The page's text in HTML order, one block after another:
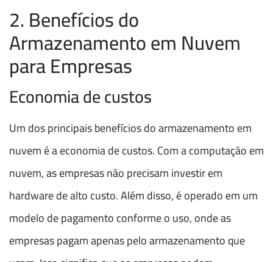
2. Benefícios do
Armazenamento em Nuvem
para Empresas
Economia de custos
Um dos principais benefícios do armazenamento em
nuvem é a economia de custos. Com a computação em
nuvem, as empresas não precisam investir em
hardware de alto custo. Além disso, é operado em um
modelo de pagamento conforme o uso, onde as
empresas pagam apenas pelo armazenamento que